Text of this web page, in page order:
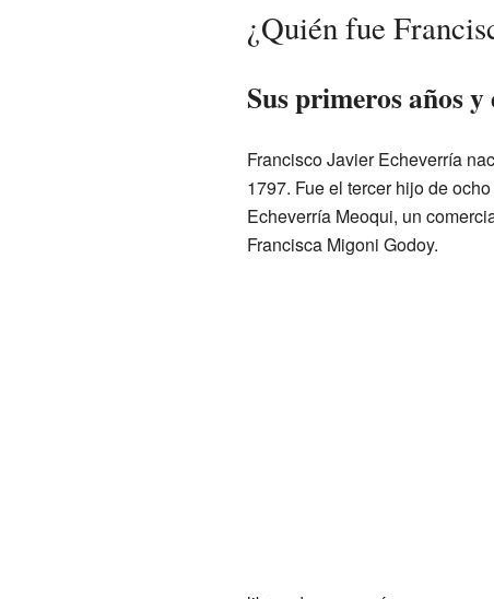
¿Quién fue
Sus primeros años y
Francisco Javier Echeverría
1797. Fue el tercer hijo de
Echeverría Meoqui, un
Francisca Migoni Godoy.